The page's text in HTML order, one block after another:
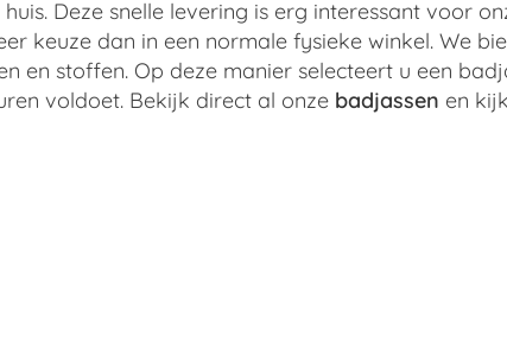
Deze snelle levering is erg interessant voor
keuze dan in een normale fysieke winkel. We
en stoffen. Op deze manier selecteert u een
voldoet. Bekijk direct al onze badjassen en